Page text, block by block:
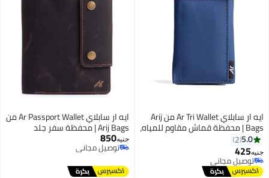
5
ايه ار سابلاي Ar Tri Wallet من Arij
Bags | محفظة قماش مقاوم للمياه،
تصميم ثلاثي الطي، 7 جيوب للكروت،
عملي للاستخدام اليومي (كحلي)
5.0
2
جنيه425
توصيل مجاني
توصيل مجاني
2
ايه ار سابلاي Ar Passport Wallet من
Arij Bags | محفظة سفر جلد
طبيعي، جيب باسبور، أماكن للكروت
والتذاكر (بني)
جنيه850
توصيل مجاني
توصيل مجاني